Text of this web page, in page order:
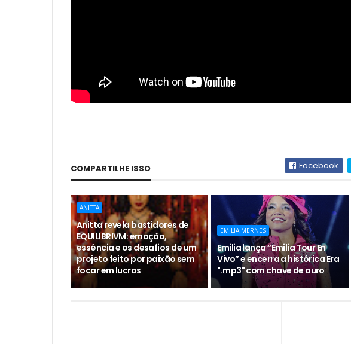
COMPARTILHE ISSO Facebook
ANITTA
Anitta revela bastidores de
EQUILIBRIVM: emoção,
essência e os desafios de um
projeto feito por paixão sem
focar em lucros
EMILIA MERNES
Emilia lança “Emilia Tour En
Vivo” e encerra a histórica Era
".mp3" com chave de ouro